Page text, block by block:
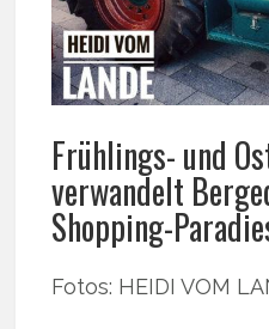
Frühlings- und
verwandelt
Shopping-
Fotos: HEIDI VOM